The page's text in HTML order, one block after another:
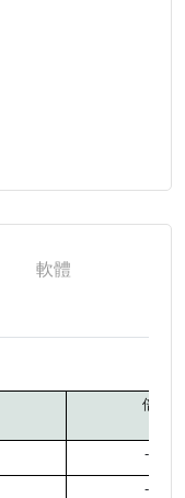
軟體
倍率
-0.1
-0.1